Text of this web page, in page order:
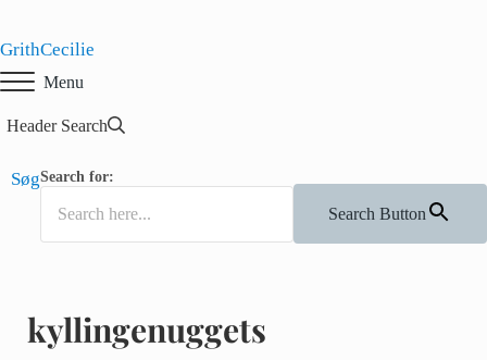
GrithCecilie
Menu
Header Search
SøgSearch for:
Search Button
kyllingenuggets